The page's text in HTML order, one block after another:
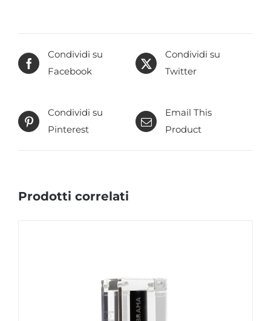
Condividi su
Facebook
Condividi su
Twitter
Condividi su
Pinterest
Email This
Product
Prodotti correlati